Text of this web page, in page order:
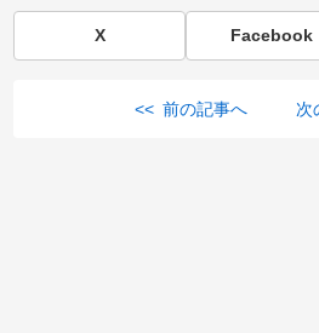
X Facebook
<< 前の記事へ 次